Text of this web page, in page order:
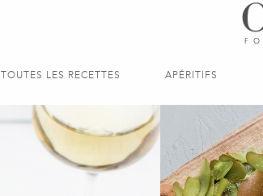
TOUTES LES RECETTES APÉRITIFS